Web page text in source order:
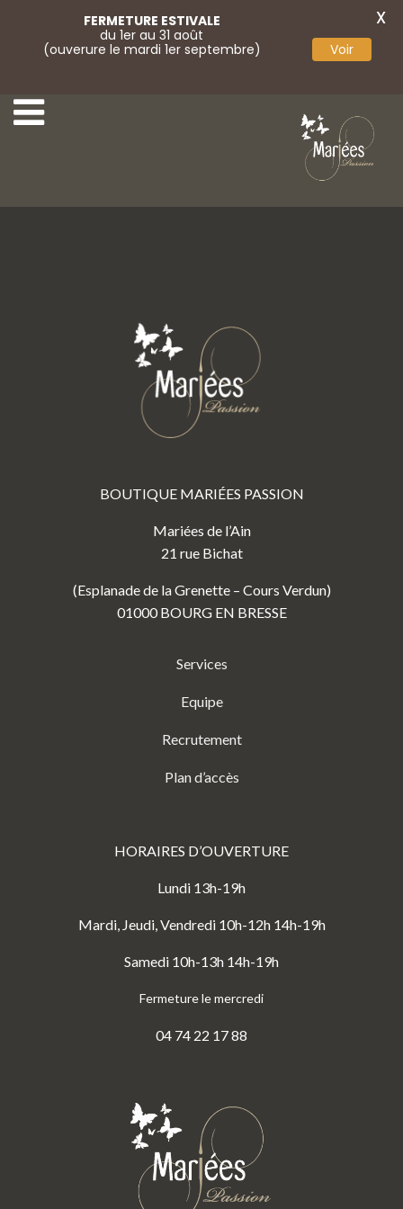
BOUTIQUE MARIÉES PASSION
Mariées de l’Ain
21 rue Bichat
(Esplanade de la Grenette – Cours Verdun)
01000 BOURG EN BRESSE
Services
Equipe
Recrutement
Plan d’accès
HORAIRES D’OUVERTURE
Lundi 13h-19h
Mardi, Jeudi, Vendredi 10h-12h 14h-19h
Samedi 10h-13h 14h-19h
Fermeture le mercredi
04 74 22 17 88
FERMETURE ESTIVALE
du 1er au 31 août
(ouverure le mardi 1er septembre)
Voir
X